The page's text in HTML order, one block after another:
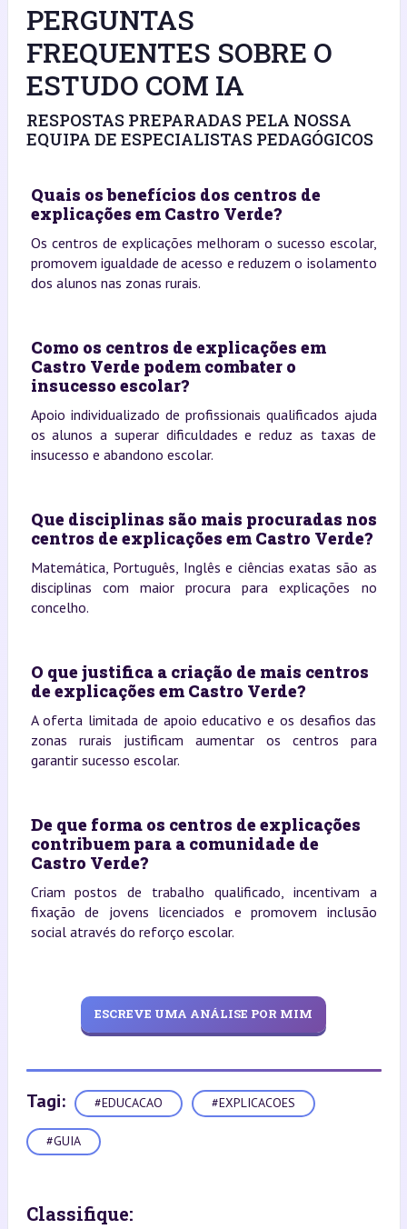
PERGUNTAS
FREQUENTES SOBRE O
ESTUDO COM IA
RESPOSTAS PREPARADAS PELA NOSSA
EQUIPA DE ESPECIALISTAS PEDAGÓGICOS
Quais os benefícios dos centros de
explicações em Castro Verde?
Os centros de explicações melhoram o sucesso escolar,
promovem igualdade de acesso e reduzem o isolamento
dos alunos nas zonas rurais.
Como os centros de explicações em
Castro Verde podem combater o
insucesso escolar?
Apoio individualizado de profissionais qualificados ajuda
os alunos a superar dificuldades e reduz as taxas de
insucesso e abandono escolar.
Que disciplinas são mais procuradas nos
centros de explicações em Castro Verde?
Matemática, Português, Inglês e ciências exatas são as
disciplinas com maior procura para explicações no
concelho.
O que justifica a criação de mais centros
de explicações em Castro Verde?
A oferta limitada de apoio educativo e os desafios das
zonas rurais justificam aumentar os centros para
garantir sucesso escolar.
De que forma os centros de explicações
contribuem para a comunidade de
Castro Verde?
Criam postos de trabalho qualificado, incentivam a
fixação de jovens licenciados e promovem inclusão
social através do reforço escolar.
ESCREVE UMA ANÁLISE POR MIM
Tagi: #EDUCACAO #EXPLICACOES
#GUIA
Classifique: